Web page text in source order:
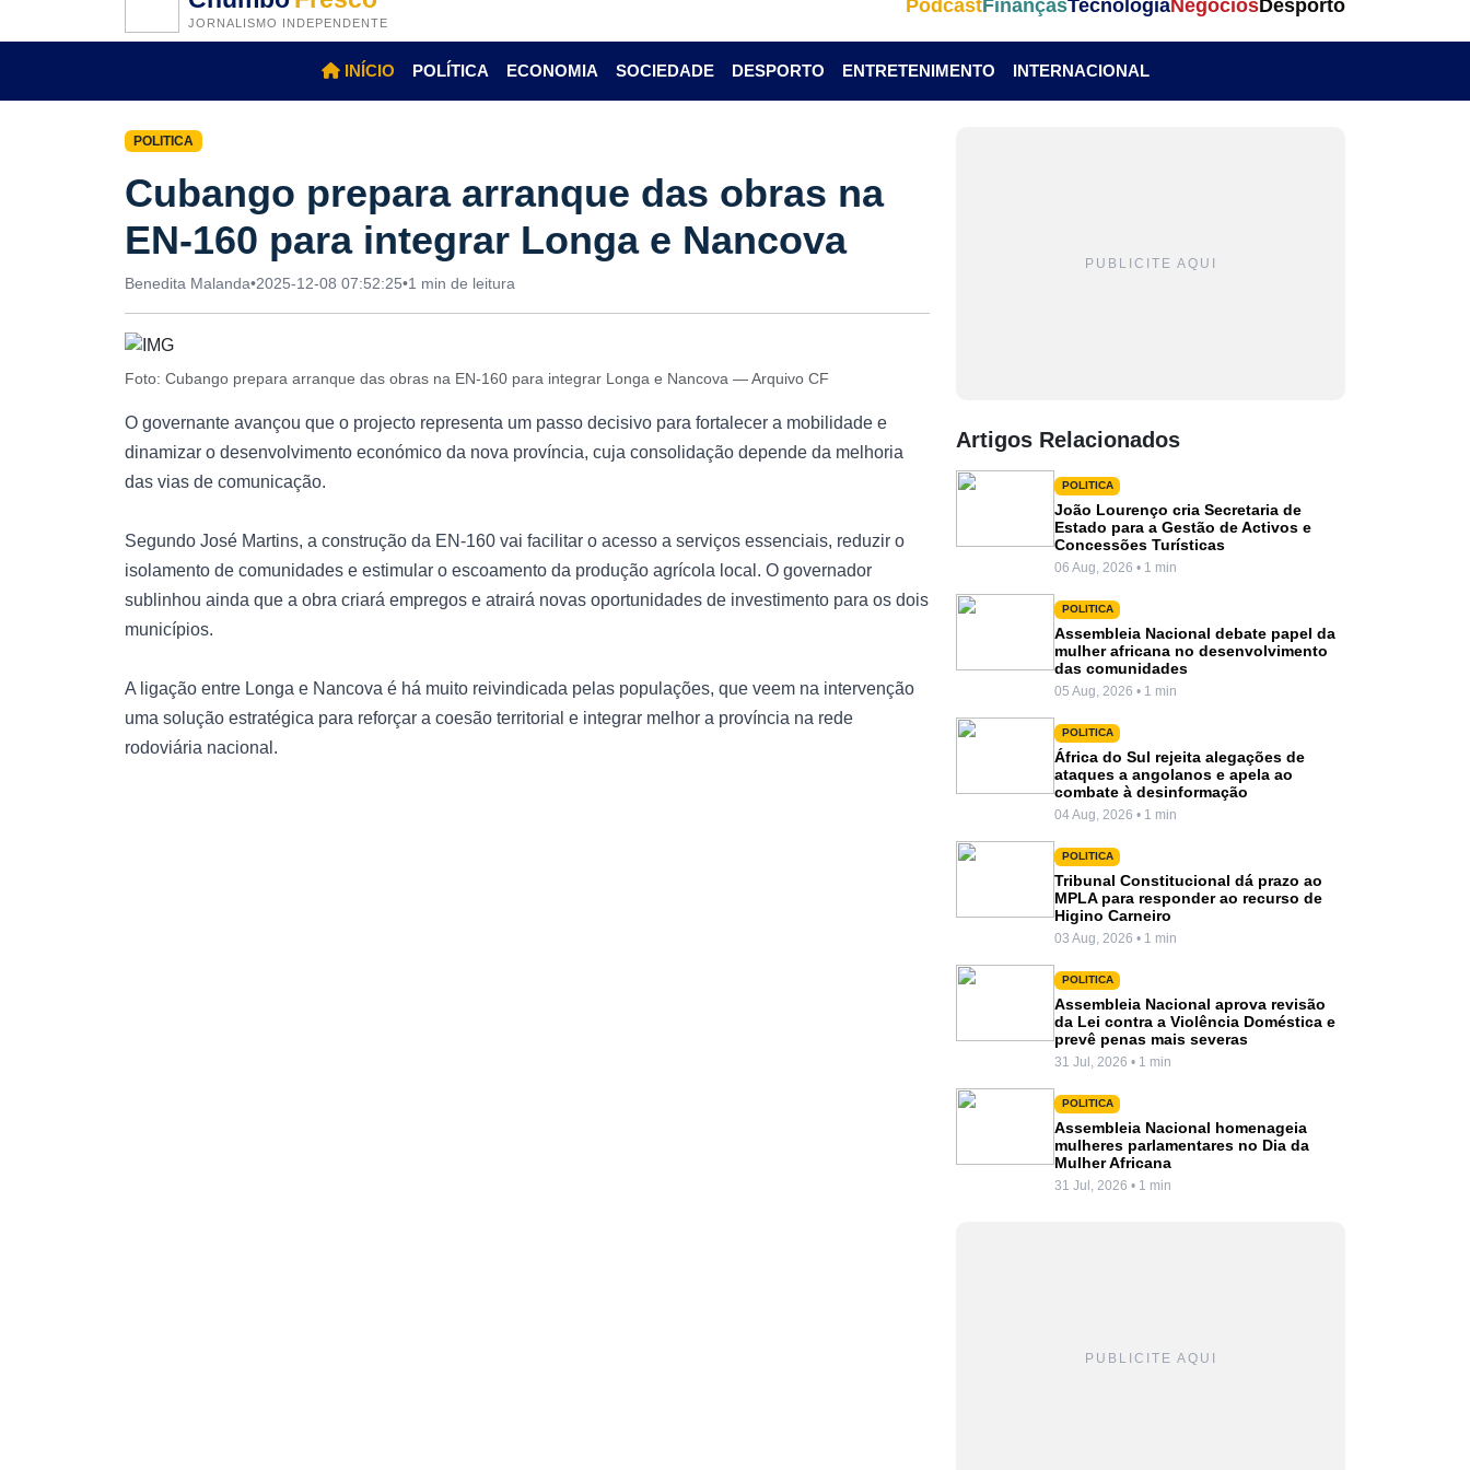
JORNALISMO INDEPENDENTE
PodcastFinançasTecnologiaNegóciosDesporto
INÍCIO POLÍTICA ECONOMIA SOCIEDADE DESPORTO ENTRETENIMENTO INTERNACIONAL
POLITICA
Cubango prepara arranque das obras na
EN-160 para integrar Longa e Nancova
Benedita Malanda•2025-12-08 07:52:25•1 min de leitura
Foto: Cubango prepara arranque das obras na EN-160 para integrar Longa e Nancova — Arquivo CF
O governante avançou que o projecto representa um passo decisivo para fortalecer a mobilidade e
dinamizar o desenvolvimento económico da nova província, cuja consolidação depende da melhoria
das vias de comunicação.
Segundo José Martins, a construção da EN-160 vai facilitar o acesso a serviços essenciais, reduzir o
isolamento de comunidades e estimular o escoamento da produção agrícola local. O governador
sublinhou ainda que a obra criará empregos e atrairá novas oportunidades de investimento para os dois
municípios.
A ligação entre Longa e Nancova é há muito reivindicada pelas populações, que veem na intervenção
uma solução estratégica para reforçar a coesão territorial e integrar melhor a província na rede
rodoviária nacional.
PUBLICITE AQUI
Artigos Relacionados
POLITICA
João Lourenço cria Secretaria de
Estado para a Gestão de Activos e
Concessões Turísticas
06 Aug, 2026 • 1 min
POLITICA
Assembleia Nacional debate papel da
mulher africana no desenvolvimento
das comunidades
05 Aug, 2026 • 1 min
POLITICA
África do Sul rejeita alegações de
ataques a angolanos e apela ao
combate à desinformação
04 Aug, 2026 • 1 min
POLITICA
Tribunal Constitucional dá prazo ao
MPLA para responder ao recurso de
Higino Carneiro
03 Aug, 2026 • 1 min
POLITICA
Assembleia Nacional aprova revisão
da Lei contra a Violência Doméstica e
prevê penas mais severas
31 Jul, 2026 • 1 min
POLITICA
Assembleia Nacional homenageia
mulheres parlamentares no Dia da
Mulher Africana
31 Jul, 2026 • 1 min
PUBLICITE AQUI